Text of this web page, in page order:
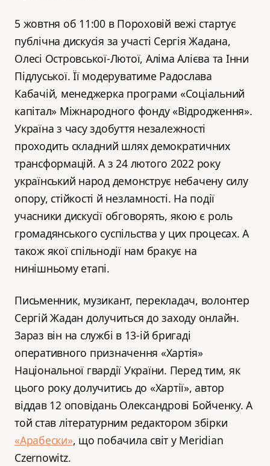
5 жовтня об 11:00 в Пороховій вежі стартує
публічна дискусія за участі Сергія Жадана,
Олесі Островської-Лютої, Аліма Алієва та Інни
Підлуської. Її модеруватиме Радослава
Кабачій, менеджерка програми «Соціальний
капітал» Міжнародного фонду «Відродження».
Україна з часу здобуття незалежності
проходить складний шлях демократичних
трансформацій. А з 24 лютого 2022 року
український народ демонструє небачену силу
опору, стійкості й незламності. На події
учасники дискусії обговорять, якою є роль
громадянського суспільства у цих процесах. А
також якої спільнодії нам бракує на
нинішньому етапі.
Письменник, музикант, перекладач, волонтер
Сергій Жадан долучиться до заходу онлайн.
Зараз він на службі в 13-ій бригаді
оперативного призначення «Хартія»
Національної гвардії України. Перед тим, як
цього року долучитись до «Хартії», автор
віддав 12 оповідань Олександрові Бойченку. А
той став літературним редактором збірки
«Арабески», що побачила світ у Meridian
Czernowitz.